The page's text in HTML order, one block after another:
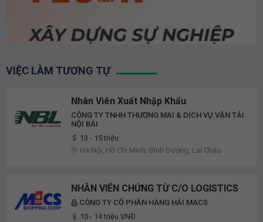
VIỆC LÀM TƯƠNG TỰ
Nhân Viên Xuất Nhập Khẩu
CÔNG TY TNHH THƯƠNG MẠI & DỊCH VỤ VẬN TẢI
NỘI BÀI
13 - 15 triệu
Hà Nội, Hồ Chí Minh, Bình Dương, Lai Châu
NHÂN VIÊN CHỨNG TỪ C/O LOGISTICS
CÔNG TY CỔ PHẦN HÀNG HẢI MACS
10 - 14 triệu VNĐ